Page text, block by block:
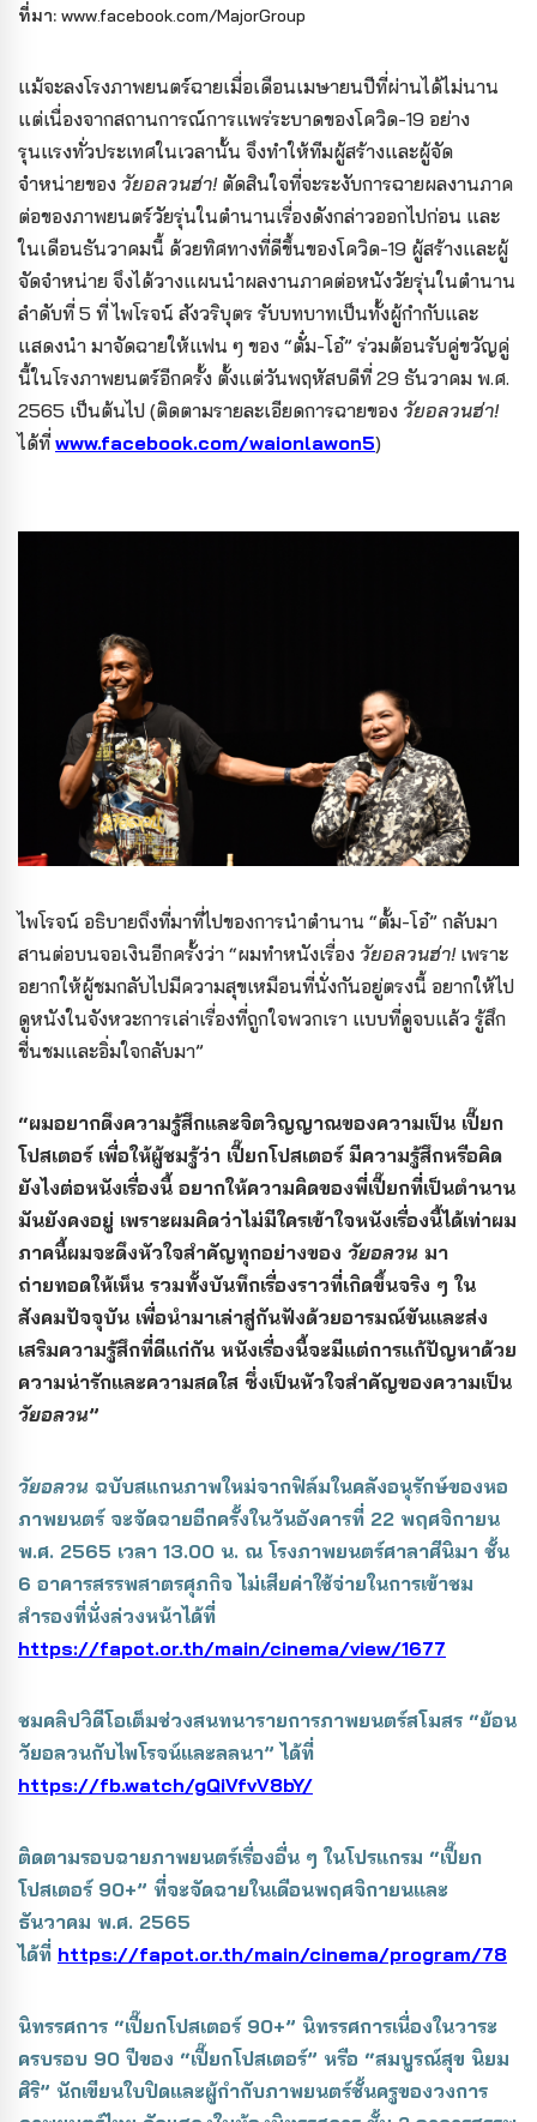
ที่มา: www.facebook.com/MajorGroup
แม้จะลงโรงภาพยนตร์ฉายเมื่อเดือนเมษายนปีที่ผ่านได้ไม่นาน
แต่เนื่องจากสถานการณ์การแพร่ระบาดของโควิด-19 อย่าง
รุนแรงทั่วประเทศในเวลานั้น จึงทำให้ทีมผู้สร้างและผู้จัด
จำหน่ายของ วัยอลวนฮ่า!ตัดสินใจที่จะระงับการฉายผลงานภาค
ต่อของภาพยนตร์วัยรุ่นในตำนานเรื่องดังกล่าวออกไปก่อน และ
ในเดือนธันวาคมนี้ ด้วยทิศทางที่ดีขึ้นของโควิด-19 ผู้สร้างและผู้
จัดจำหน่าย จึงได้วางแผนนำผลงานภาคต่อหนังวัยรุ่นในตำนาน
ลำดับที่ 5 ที่ ไพโรจน์ สังวริบุตร รับบทบาทเป็นทั้งผู้กำกับและ
แสดงนำ มาจัดฉายให้แฟน ๆ ของ “ตั๋ม-โอ๋” ร่วมต้อนรับคู่ขวัญคู่
นี้ในโรงภาพยนตร์อีกครั้ง ตั้งแต่วันพฤหัสบดีที่ 29 ธันวาคม พ.ศ.
2565 เป็นต้นไป (ติดตามรายละเอียดการฉายของ วัยอลวนฮ่า!
ได้ที่www.facebook.com/waionlawon5)
ไพโรจน์ อธิบายถึงที่มาที่ไปของการนำตำนาน “ตั้ม-โอ๋” กลับมา
สานต่อบนจอเงินอีกครั้งว่า “ผมทำหนังเรื่อง วัยอลวนฮ่า!เพราะ
อยากให้ผู้ชมกลับไปมีความสุขเหมือนที่นั่งกันอยู่ตรงนี้ อยากให้ไป
ดูหนังในจังหวะการเล่าเรื่องที่ถูกใจพวกเรา แบบที่ดูจบแล้ว รู้สึก
ชื่นชมและอิ่มใจกลับมา”
“ผมอยากดึงความรู้สึกและจิตวิญญาณของความเป็น เปี๊ยก
โปสเตอร์ เพื่อให้ผู้ชมรู้ว่า เปี๊ยกโปสเตอร์ มีความรู้สึกหรือคิด
ยังไงต่อหนังเรื่องนี้ อยากให้ความคิดของพี่เปี๊ยกที่เป็นตำนาน
มันยังคงอยู่ เพราะผมคิดว่าไม่มีใครเข้าใจหนังเรื่องนี้ได้เท่าผม
ภาคนี้ผมจะดึงหัวใจสำคัญทุกอย่างของ วัยอลวน มา
ถ่ายทอดให้เห็น รวมทั้งบันทึกเรื่องราวที่เกิดขึ้นจริง ๆ ใน
สังคมปัจจุบัน เพื่อนำมาเล่าสู่กันฟังด้วยอารมณ์ขันและส่ง
เสริมความรู้สึกที่ดีแก่กัน หนังเรื่องนี้จะมีแต่การแก้ปัญหาด้วย
ความน่ารักและความสดใส ซึ่งเป็นหัวใจสำคัญของความเป็น
วัยอลวน”
วัยอลวน ฉบับสแกนภาพใหม่จากฟิล์มในคลังอนุรักษ์ของหอ
ภาพยนตร์ จะจัดฉายอีกครั้งในวันอังคารที่ 22 พฤศจิกายน
พ.ศ. 2565 เวลา 13.00 น. ณ โรงภาพยนตร์ศาลาศีนิมา ชั้น
6 อาคารสรรพสาตรศุภกิจ ไม่เสียค่าใช้จ่ายในการเข้าชม
สำรองที่นั่งล่วงหน้าได้ที่
https://fapot.or.th/main/cinema/view/1677
ชมคลิปวิดีโอเต็มช่วงสนทนารายการภาพยนตร์สโมสร “ย้อน
วัยอลวนกับไพโรจน์และลลนา” ได้ที่
https://fb.watch/gQiVfvV8bY/
ติดตามรอบฉายภาพยนตร์เรื่องอื่น ๆ ในโปรแกรม “เปี๊ยก
โปสเตอร์ 90+” ที่จะจัดฉายในเดือนพฤศจิกายนและ
ธันวาคม พ.ศ. 2565
ได้ที่ https://fapot.or.th/main/cinema/program/78
นิทรรศการ “เปี๊ยกโปสเตอร์ 90+” นิทรรศการเนื่องในวาระ
ครบรอบ 90 ปีของ “เปี๊ยกโปสเตอร์” หรือ “สมบูรณ์สุข นิยม
ศิริ” นักเขียนใบปิดและผู้กำกับภาพยนตร์ชั้นครูของวงการ